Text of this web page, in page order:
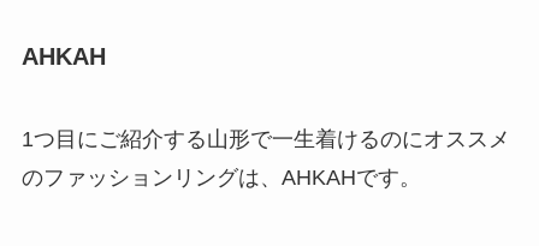
AHKAH
1つ目にご紹介する山形で一生着けるのにオススメ
のファッションリングは、AHKAHです。